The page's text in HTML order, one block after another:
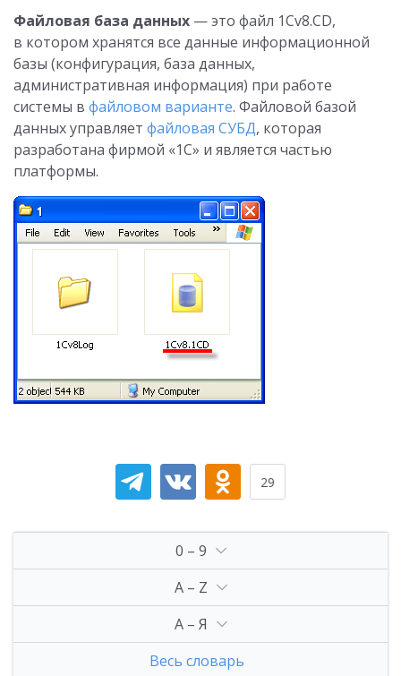
Файловая база данных — это файл 1Cv8.CD,
в котором хранятся все данные информационной
базы (конфигурация, база данных,
административная информация) при работе
системы в файловом варианте. Файловой базой
данных управляет файловая СУБД, которая
разработана фирмой «1С» и является частью
платформы.
29
0 – 9
A – Z
А – Я
Весь словарь